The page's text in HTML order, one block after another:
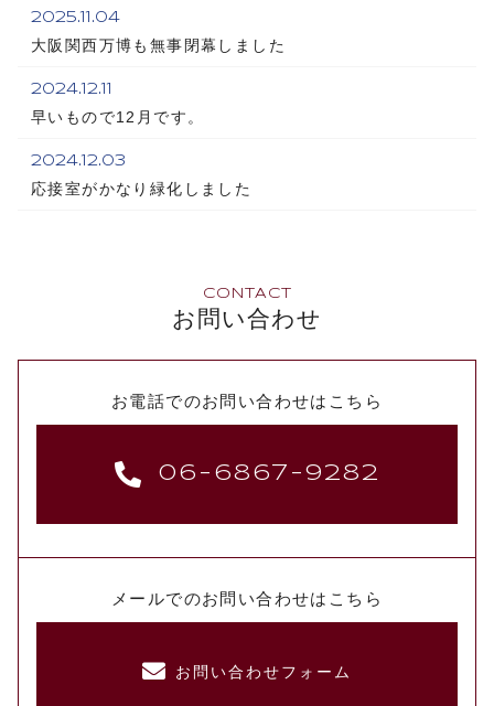
2025.11.04
大阪関西万博も無事閉幕しました
2024.12.11
早いもので12月です。
2024.12.03
応接室がかなり緑化しました
CONTACT
お問い合わせ
お電話でのお問い合わせはこちら
06-6867-9282
メールでのお問い合わせはこちら
お問い合わせフォーム